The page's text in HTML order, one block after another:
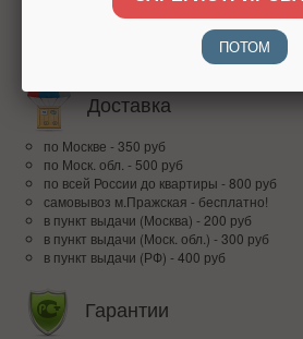
наличными при получении
Доставка
по Москве - 350 руб
по Моск. обл. - 500 руб
по всей Росcии до квартиры - 800 руб
самовывоз м.Пражская - бесплатно!
в пункт выдачи (Москва) - 200 руб
в пункт выдачи (Моск. обл.) - 300 руб
в пункт выдачи (РФ) - 400 руб
Гарантии
ПОТОМ